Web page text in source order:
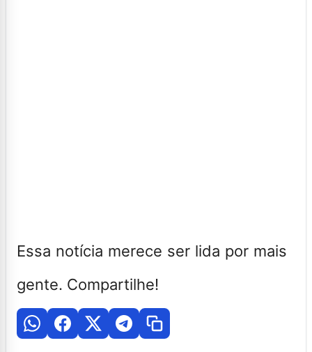
Essa notícia merece ser lida por mais
gente. Compartilhe!